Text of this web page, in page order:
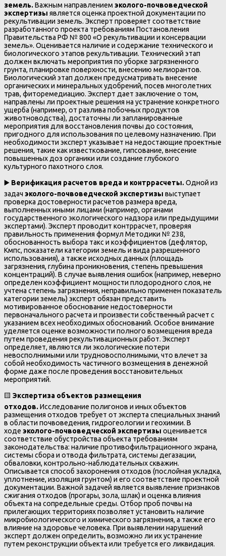
земель.Важным направлением эколого-почвоведческой
экспертизы является оценка проектной документации по
рекультивации земель. Эксперт проверяет соответствие
разработанного проекта требованиям Постановления
Правительства РФ № 800 «О рекультивации и консервации
земель». Оценивается наличие и содержание технического и
биологического этапов рекультивации. Технический этап
должен включать мероприятия по уборке загрязненного
грунта, планировке поверхности, внесению мелиорантов.
Биологический этап должен предусматривать внесение
органических и минеральных удобрений, посев многолетних
трав, фиторемедиацию. Эксперт дает заключение о том,
направлены ли проектные решения на устранение конкретного
ущерба (например, от разлива побочных продуктов
животноводства), достаточны ли запланированные
мероприятия для восстановления почвы до состояния,
пригодного для использования по целевому назначению. При
необходимости эксперт указывает на недостающие проектные
решения, такие как известкование, гипсование, внесение
повышенных доз органики или создание глубокого
культурного пахотного слоя.
▶️ Верификация расчетов вреда и контррасчеты.Одной из
задач эколого-почвоведческой экспертизы выступает
проверка достоверности расчетов размера вреда,
выполненных иными лицами (например, органами
государственного экологического надзора или предыдущими
экспертами). Эксперт проводит контррасчет, проверяя
правильность применения формул Методики № 238,
обоснованность выбора такс и коэффициентов (дефлятор,
Кмпс, показатели категории земель и вида разрешенного
использования), а также исходных данных (площадь
загрязнения, глубина проникновения, степень превышения
концентраций). В случае выявления ошибок (например, неверно
определен коэффициент мощности плодородного слоя, не
учтена степень загрязнения, неправильно применен показатель
категории земель) эксперт обязан представить
мотивированное обоснование недостоверности
первоначального расчета и произвести собственный расчет с
указанием всех необходимых обоснований. Особое внимание
уделяется оценке возможности полного возмещения вреда
путем проведения рекультивационных работ. Эксперт
определяет, являются ли экологические потери
невосполнимыми или трудновосполнимыми, что влечет за
собой необходимость частичного возмещения в денежной
форме даже после проведения восстановительных
мероприятий.
🟨 Экспертиза объектов размещения
отходов.Исследование полигонов и иных объектов
размещения отходов требует от эксперта специальных знаний
в области почвоведения, гидрогеологии и геохимии. В
ходе эколого-почвоведческой экспертизы оценивается
соответствие обустройства объекта требованиям
законодательства: наличие противофильтрационного экрана,
системы сбора и отвода фильтрата, системы дегазации,
обваловки, контрольно-наблюдательных скважин.
Описывается способ захоронения отходов (послойная укладка,
уплотнение, изоляция грунтом) и его соответствие проектной
документации. Важной задачей является выявление признаков
сжигания отходов (прогары, зола, шлак) и оценка влияния
объекта на сопредельные среды. Отбор проб почвы на
прилегающих территориях позволяет установить наличие
микробиологического и химического загрязнения, а также его
влияние на здоровье человека. При выявлении нарушений
эксперт должен определить, возможно ли их устранение
путем реконструкции объекта или требуется его ликвидация.